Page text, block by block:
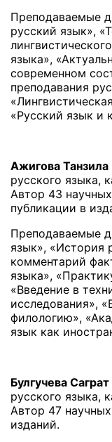
Преподаваемые
русский язык»,
языка»,
современном
преподавания
«Русский язык и
Ажигова
русского языка,
Автор 43
публикации в
Преподаваемые
язык», «История
комментарий
языка»,
«Введение в
исследования»,
филологию»,
язык как
Булгучева
русского языка,
Автор 47
изданий.